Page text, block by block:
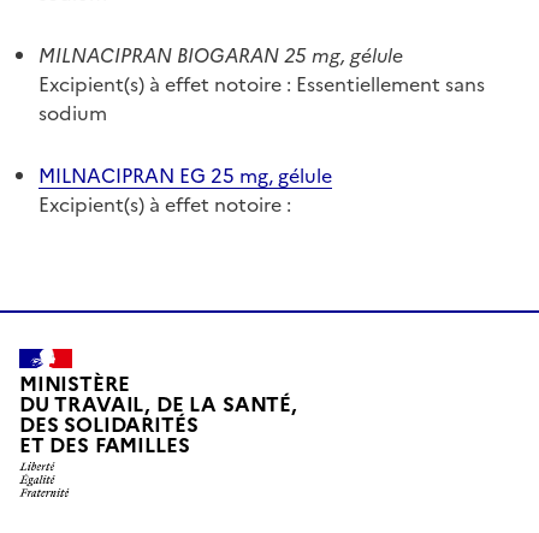
MILNACIPRAN BIOGARAN 25 mg, gélule
Excipient(s) à effet notoire : Essentiellement sans
sodium
MILNACIPRAN EG 25 mg, gélule
Excipient(s) à effet notoire :
MINISTÈRE
DU TRAVAIL, DE LA SANTÉ,
DES SOLIDARITÉS
ET DES FAMILLES